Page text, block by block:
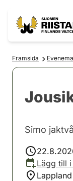
Framsida
Simo
Lägg till